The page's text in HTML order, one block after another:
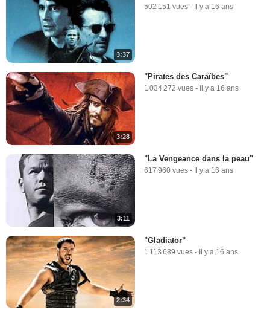
3:37
502 151 vues - Il y a 16 ans
3:28
"Pirates des Caraïbes"
1 034 272 vues - Il y a 16 ans
3:11
"La Vengeance dans la peau"
617 960 vues - Il y a 16 ans
2:34
"Gladiator"
1 113 689 vues - Il y a 16 ans